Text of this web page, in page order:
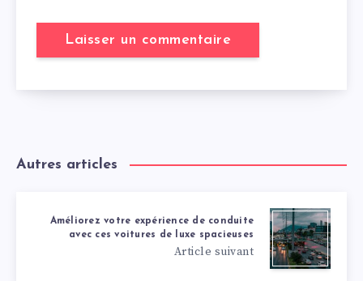
Autres articles
Améliorez votre expérience de conduite
avec ces voitures de luxe spacieuses
Article suivant